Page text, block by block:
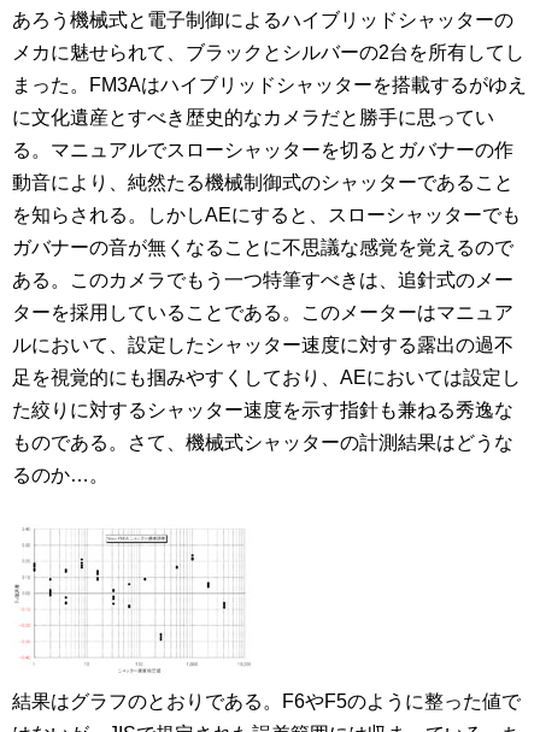
あろう機械式と電子制御によるハイブリッドシャッターの
メカに魅せられて、ブラックとシルバーの2台を所有してし
まった。
FM3Aはハイブリッドシャッターを搭載するがゆえ
に文化遺産とすべき歴史的なカメラだと勝手に思ってい
る。マニュアルでスローシャッターを切るとガバナーの作
動音により、純然たる機械制御式のシャッターであること
を知らされる。しかしAEにすると、スローシャッターでも
ガバナーの音が無くなることに不思議な感覚を覚えるので
ある。このカメラでもう一つ特筆すべきは、追針式のメー
ターを採用していることである。このメーターはマニュア
ルにおいて、設定したシャッター速度に対する露出の過不
足を視覚的にも掴みやすくしており、AEにおいては設定し
た絞りに対するシャッター速度を示す指針も兼ねる秀逸な
ものである。さて、機械式シャッターの計測結果はどうな
るのか…。
結果はグラフのとおりである。F6やF5のように整った値で